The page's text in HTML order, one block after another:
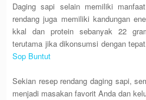
Daging sapi selain memiliki
rendang juga memiliki kandungan
kkal dan protein sebanyak 22
terutama jika dikonsumsi dengan
Sop Buntut
Sekian resep rendang daging sapi,
menjadi masakan favorit Anda dan